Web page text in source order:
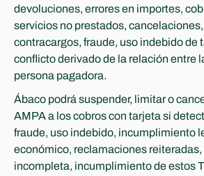
devoluciones, errores en importes,
servicios no prestados,
contracargos, fraude, uso indebido de
conflicto derivado de la relación entre
persona pagadora.
Ábaco podrá suspender, limitar o
AMPA a los cobros con tarjeta si
fraude, uso indebido, incumplimiento
económico, reclamaciones
incompleta, incumplimiento de estos